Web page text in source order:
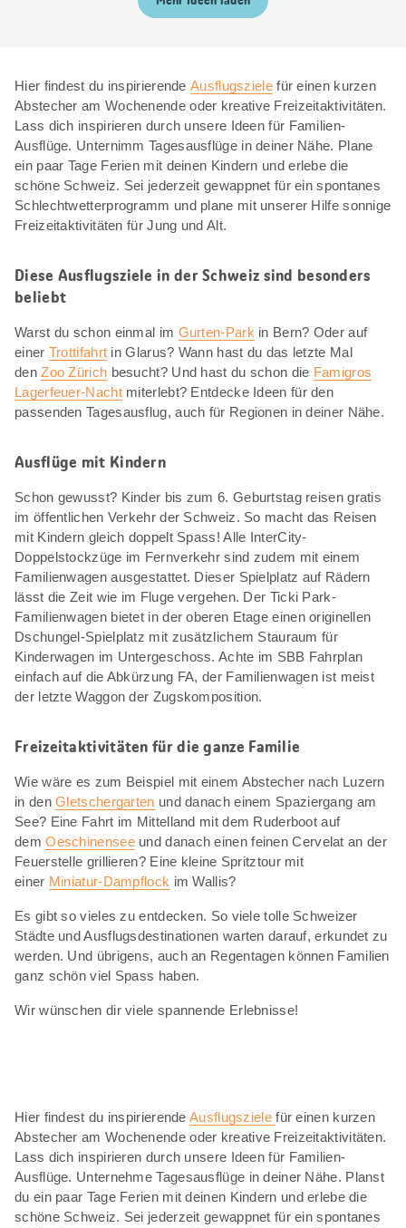
Hier findest du inspirierendeAusflugszielefür einen kurzen
Abstecher am Wochenende oder kreative Freizeitaktivitäten.
Lass dich inspirieren durch unsere Ideen für Familien-
Ausflüge. Unternimm Tagesausflüge in deiner Nähe. Plane
ein paar Tage Ferien mit deinen Kindern und erlebe die
schöne Schweiz. Sei jederzeit gewappnet für ein spontanes
Schlechtwetterprogramm und plane mit unserer Hilfe sonnige
Freizeitaktivitäten für Jung und Alt.
Diese Ausflugsziele in der Schweiz sind besonders
beliebt
Warst du schon einmal im Gurten-Park in Bern? Oder auf
einer Trottifahrt in Glarus? Wann hast du das letzte Mal
denZoo Zürich besucht? Und hast du schon die Famigros
Lagerfeuer-Nachtmiterlebt? Entdecke Ideen für den
passenden Tagesausflug, auch für Regionen in deiner Nähe.
Ausflüge mit Kindern
Schon gewusst? Kinder bis zum 6. Geburtstag reisen gratis
im öffentlichen Verkehr der Schweiz. So macht das Reisen
mit Kindern gleich doppelt Spass! Alle InterCity-
Doppelstockzüge im Fernverkehr sind zudem mit einem
Familienwagen ausgestattet. Dieser Spielplatz auf Rädern
lässt die Zeit wie im Fluge vergehen. Der Ticki Park-
Familienwagen bietet in der oberen Etage einen originellen
Dschungel-Spielplatz mit zusätzlichem Stauraum für
Kinderwagen im Untergeschoss. Achte im SBB Fahrplan
einfach auf die Abkürzung FA, der Familienwagen ist meist
der letzte Waggon der Zugskomposition.
Freizeitaktivitäten für die ganze Familie
Wie wäre es zum Beispiel mit einem Abstecher nach Luzern
in denGletschergarten und danach einem Spaziergang am
See? Eine Fahrt im Mittelland mit dem Ruderboot auf
demOeschinenseeund danach einen feinen Cervelat an der
Feuerstelle grillieren? Eine kleine Spritztour mit
einer Miniatur-Dampflock im Wallis?
Es gibt so vieles zu entdecken. So viele tolle Schweizer
Städte und Ausflugsdestinationen warten darauf, erkundet zu
werden. Und übrigens, auch an Regentagen können Familien
ganz schön viel Spass haben.
Wir wünschen dir viele spannende Erlebnisse!
Hier findest du inspirierendeAusflugszielefür einen kurzen
Abstecher am Wochenende oder kreative Freizeitaktivitäten.
Lass dich inspirieren durch unsere Ideen für Familien-
Ausflüge. Unternehme Tagesausflüge in deiner Nähe. Planst
du ein paar Tage Ferien mit deinen Kindern und erlebe die
schöne Schweiz. Sei jederzeit gewappnet für ein spontanes